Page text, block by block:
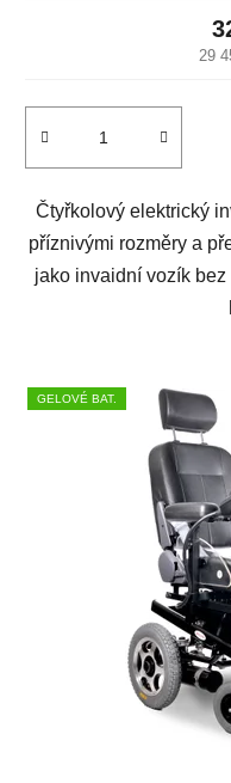
29
Čtyřkolový elektrický
příznivými rozměry a
jako invaidní vozík
GELOVÉ BAT.